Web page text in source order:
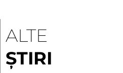
ALTE
ȘTIRI